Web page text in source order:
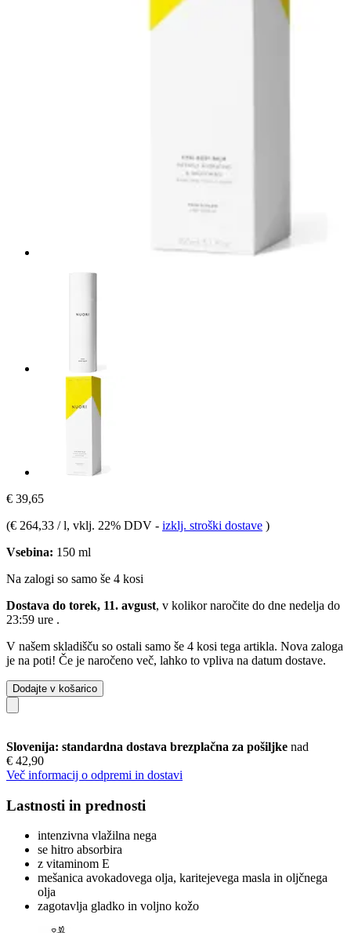
€ 39,65
(€ 264,33 / l, vklj. 22% DDV - izklj. stroški dostave )
Vsebina: 150 ml
Na zalogi so samo še 4 kosi
Dostava do torek, 11. avgust, v kolikor naročite do dne nedelja do
23:59 ure .
V našem skladišču so ostali samo še 4 kosi tega artikla. Nova zaloga
je na poti! Če je naročeno več, lahko to vpliva na datum dostave.
Dodajte v košarico
Slovenija: standardna dostava brezplačna za pošiljke nad
€ 42,90
Več informacij o odpremi in dostavi
Lastnosti in prednosti
intenzivna vlažilna nega
se hitro absorbira
z vitaminom E
mešanica avokadovega olja, karitejevega masla in oljčnega
olja
zagotavlja gladko in voljno kožo